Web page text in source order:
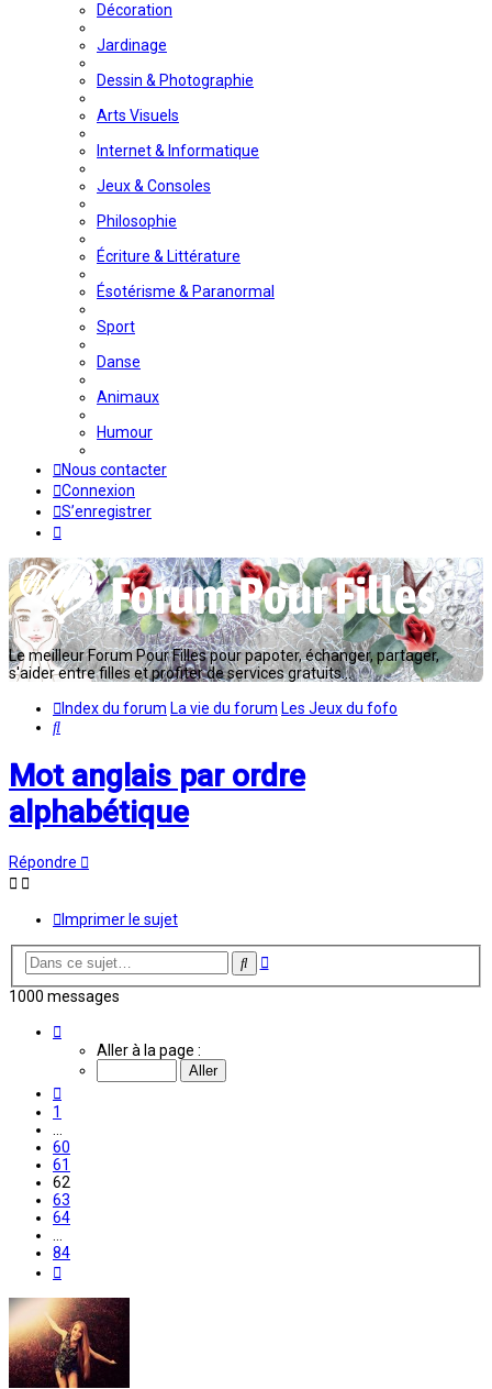
Décoration
Jardinage
Dessin & Photographie
Arts Visuels
Internet & Informatique
Jeux & Consoles
Philosophie
Écriture & Littérature
Ésotérisme & Paranormal
Sport
Danse
Animaux
Humour
Nous contacter
Connexion
S’enregistrer
Le meilleur Forum Pour Filles pour papoter, échanger, partager,
s'aider entre filles et profiter de services gratuits...
Index du forum La vie du forum Les Jeux du fofo
Rechercher
Mot anglais par ordre
alphabétique
Répondre
Imprimer le sujet
Rechercher
Recherche
1000 messages
Aller à la page :
1
60
61
62
63
64
84